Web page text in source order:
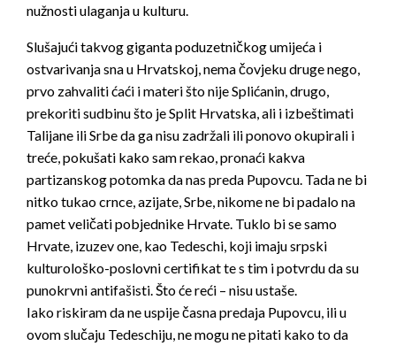
nužnosti ulaganja u kulturu.
Slušajući takvog giganta poduzetničkog umijeća i
ostvarivanja sna u Hrvatskoj, nema čovjeku druge nego,
prvo zahvaliti ćaći i materi što nije Splićanin, drugo,
prekoriti sudbinu što je Split Hrvatska, ali i izbeštimati
Talijane ili Srbe da ga nisu zadržali ili ponovo okupirali i
treće, pokušati kako sam rekao, pronaći kakva
partizanskog potomka da nas preda Pupovcu. Tada ne bi
nitko tukao crnce, azijate, Srbe, nikome ne bi padalo na
pamet veličati pobjednike Hrvate. Tuklo bi se samo
Hrvate, izuzev one, kao Tedeschi, koji imaju srpski
kulturološko-poslovni certifikat te s tim i potvrdu da su
punokrvni antifašisti. Što će reći – nisu ustaše.
Iako riskiram da ne uspije časna predaja Pupovcu, ili u
ovom slučaju Tedeschiju, ne mogu ne pitati kako to da